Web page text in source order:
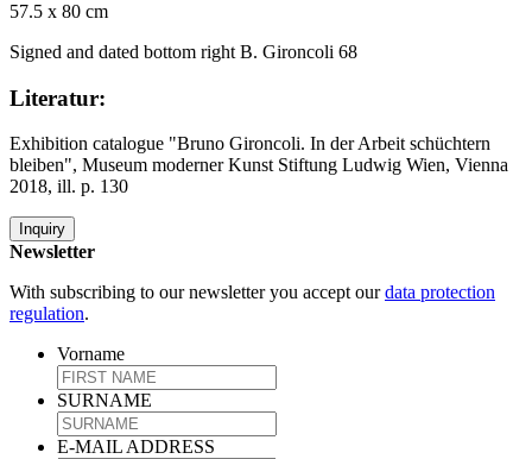
57.5 x 80 cm
Signed and dated bottom right B. Gironcoli 68
Literatur:
Exhibition catalogue "Bruno Gironcoli. In der Arbeit schüchtern
bleiben", Museum moderner Kunst Stiftung Ludwig Wien, Vienna
2018, ill. p. 130
Inquiry
Newsletter
With subscribing to our newsletter you accept ourdata protection
regulation.
Vorname
SURNAME
E-MAIL ADDRESS